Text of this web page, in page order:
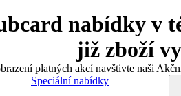
nabídky v
již zboží
platných akcí navštivte naši
Speciální nabídky